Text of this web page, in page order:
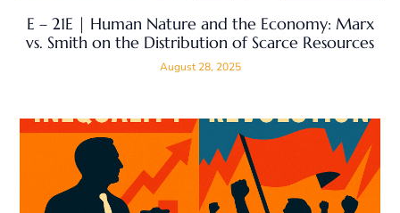
E – 21E | Human Nature and the Economy: Marx
vs. Smith on the Distribution of Scarce Resources
August 28, 2025